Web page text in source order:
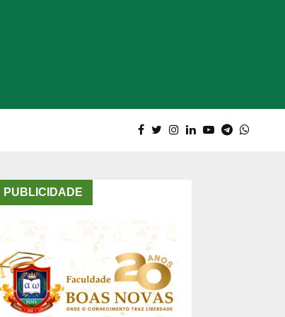
PUBLICIDADE